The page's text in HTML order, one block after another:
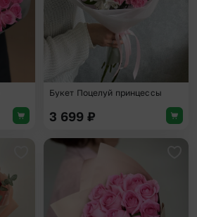
Букет Поцелуй принцессы
3 699 ₽